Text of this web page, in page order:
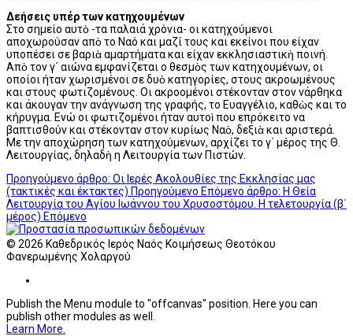
Δεήσεις υπέρ των κατηχουμένων
Στο σημείο αυτὸ -τα παλαιά χρόνια- οι κατηχούμενοι
αποχωρούσαν απὸ το Ναό και μαζί τους και εκείνοι που είχαν
υποπέσει σε βαριὰ αμαρτήματα και είχαν εκκλησιαστικὴ ποινή.
Απὸ τον γ´ αιώνα εμφανίζεται ο θεσμὸς των κατηχουμένων, οι
οποίοι ήταν χωρισμένοι σε δυὸ κατηγορίες, στους ακροωμένους
και στους φωτιζομένους. Οι ακροομένοι στέκονταν στον νάρθηκα
και άκουγαν την ανάγνωση της γραφής, το Ευαγγέλιο, καθὼς και το
κήρυγμα. Ενώ οι φωτιζομένοι ήταν αυτοὶ που επρόκειτο να
βαπτισθούν και στέκονταν στον κυρίως Ναὸ, δεξιὰ και αριστερά.
Με την αποχώρηση των κατηχούμενων, αρχίζει το γ΄ μέρος της Θ.
Λειτουργίας, δηλαδὴ η Λειτουργία των Πιστών.
Προηγούμενο άρθρο: Οι Ιερές Ακολουθίες της Εκκλησίας μας
(τακτικές και έκτακτες) Προηγούμενο Επόμενο άρθρο: Η Θεία
Λειτουργία του Αγίου Ιωάννου του Χρυσοστόμου. Η τελετουργία (β΄
μέρος) Επόμενο
© 2026 Καθεδρικός Ιερός Ναός Κοιμήσεως Θεοτόκου
Φανερωμένης Χολαργού
Publish the Menu module to "offcanvas" position. Here you can
publish other modules as well.
Learn More.